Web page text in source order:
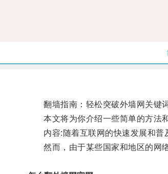
翻墙指南：轻松突破外墙网关键词:
本文将为你介绍一些简单的方法和
内容:随着互联网的快速发展和普及
然而，由于某些国家和地区的网络